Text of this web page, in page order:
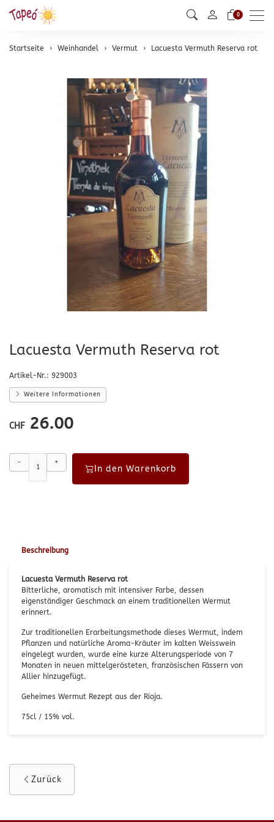
0
Startseite Weinhandel Vermut Lacuesta Vermuth Reserva rot
Lacuesta Vermuth Reserva rot
Artikel-Nr.: 929003
Weitere Informationen
CHF 26.00
- +
In den Warenkorb
Beschreibung
Lacuesta Vermuth Reserva rot
Bitterliche, aromatisch mit intensiver Farbe, dessen
eigenständiger Geschmack an einem traditionellen Wermut
erinnert.
Zur traditionellen Erarbeitungsmethode dieses Wermut, indem
Pflanzen und natürliche Aroma-Kräuter im kalten Weisswein
eingelegt wurden, wurde eine kurze Alterungsperiode von 7
Monaten in neuen mittelgerösteten, französischen Fässern von
Allier hinzugefügt.
Geheimes Wermut Rezept aus der Rioja.
75cl / 15% vol.
Zurück